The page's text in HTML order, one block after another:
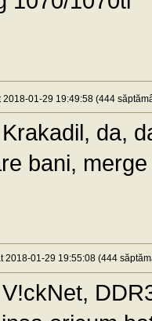
2018-01-29 19:49:58 (444
da,
bani,
2018-01-29 19:55:08 (444